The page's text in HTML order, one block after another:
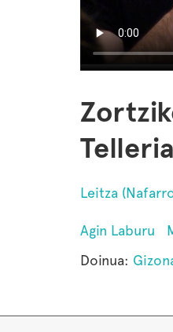
Leitza
Agin Laburu
Doinua: